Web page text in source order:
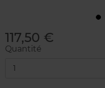
117,50 €
Quantité
1